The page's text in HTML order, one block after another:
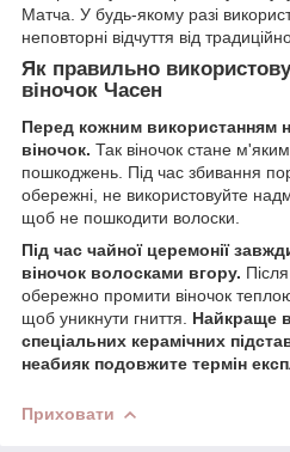
Матча. У будь-якому разі
неповторні відчуття від
Як правильно
віночок Часен
Перед кожним використанням
віночок. Так віночок стане
пошкоджень. Під час збивання
обережні, не використовуйте
щоб не пошкодити волоски.
Під час чайної церемонії
віночок волосками вгору.
обережно промити віночок
щоб уникнути гниття.
Найкраще
спеціальних керамічних
неабияк подовжите термін
Приховати